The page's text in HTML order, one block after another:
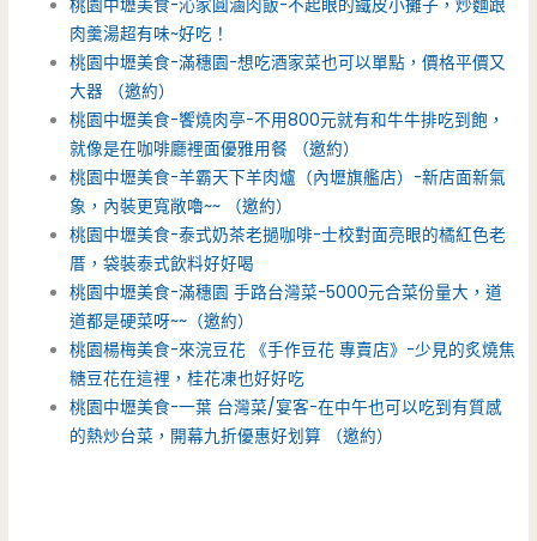
桃園中壢美食-沁家圓滷肉飯-不起眼的鐵皮小攤子，炒麵跟
肉羹湯超有味~好吃！
桃園中壢美食-滿穗園-想吃酒家菜也可以單點，價格平價又
大器 （邀約）
桃園中壢美食-饗燒肉亭-不用800元就有和牛牛排吃到飽，
就像是在咖啡廳裡面優雅用餐 （邀約）
桃園中壢美食-羊霸天下羊肉爐（內壢旗艦店）-新店面新氣
象，內裝更寬敞嚕~~ （邀約）
桃園中壢美食-泰式奶茶老撾咖啡-士校對面亮眼的橘紅色老
厝，袋裝泰式飲料好好喝
桃園中壢美食-滿穗園 手路台灣菜-5000元合菜份量大，道
道都是硬菜呀~~（邀約）
桃園楊梅美食-來浣豆花 《手作豆花 專賣店》-少見的炙燒焦
糖豆花在這裡，桂花凍也好好吃
桃園中壢美食-一葉 台灣菜/宴客-在中午也可以吃到有質感
的熱炒台菜，開幕九折優惠好划算 （邀約）